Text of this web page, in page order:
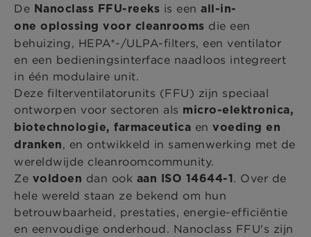
De Nanoclass FFU-reeks is een all-in-
one oplossing voor cleanrooms die een
behuizing, HEPA*-/ULPA-filters, een ventilator
en een bedieningsinterface naadloos integreert
in één modulaire unit.
Deze filterventilatorunits (FFU) zijn speciaal
ontworpen voor sectoren als micro-elektronica,
biotechnologie, farmaceutica en voeding en
dranken, en ontwikkeld in samenwerking met de
wereldwijde cleanroomcommunity.
Ze voldoen dan ook aan ISO 14644-1. Over de
hele wereld staan ze bekend om hun
betrouwbaarheid, prestaties, energie-efficiëntie
en eenvoudige onderhoud. Nanoclass FFU's zijn